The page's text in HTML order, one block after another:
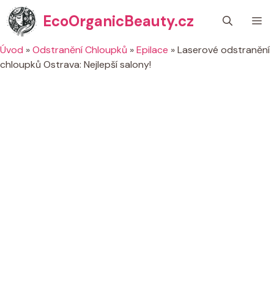
Přeskočit
na
obsah
EcoOrganicBeauty.cz
Úvod »Odstranění Chloupků »Epilace »Laserové odstranění
chloupků Ostrava: Nejlepší salony!